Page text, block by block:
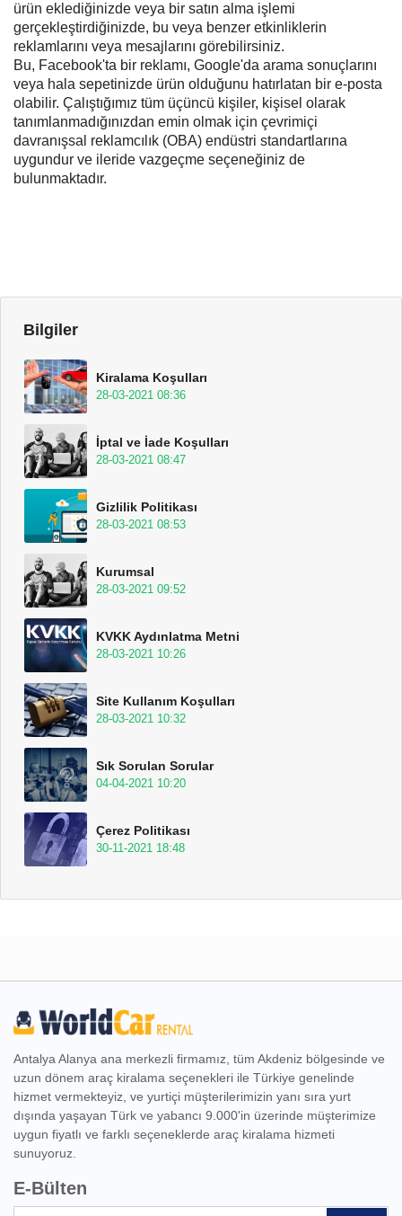
ürün eklediğinizde veya bir satın alma işlemi
gerçekleştirdiğinizde, bu veya benzer etkinliklerin
reklamlarını veya mesajlarını görebilirsiniz.
Bu, Facebook'ta bir reklamı, Google'da arama sonuçlarını
veya hala sepetinizde ürün olduğunu hatırlatan bir e-posta
olabilir. Çalıştığımız tüm üçüncü kişiler, kişisel olarak
tanımlanmadığınızdan emin olmak için çevrimiçi
davranışsal reklamcılık (OBA) endüstri standartlarına
uygundur ve ileride vazgeçme seçeneğiniz de
bulunmaktadır.
Bilgiler
Kiralama Koşulları
28-03-2021 08:36
İptal ve İade Koşulları
28-03-2021 08:47
Gizlilik Politikası
28-03-2021 08:53
Kurumsal
28-03-2021 09:52
KVKK Aydınlatma Metni
28-03-2021 10:26
Site Kullanım Koşulları
28-03-2021 10:32
Sık Sorulan Sorular
04-04-2021 10:20
Çerez Politikası
30-11-2021 18:48
Antalya Alanya ana merkezli firmamız, tüm Akdeniz bölgesinde ve
uzun dönem araç kiralama seçenekleri ile Türkiye genelinde
hizmet vermekteyiz, ve yurtiçi müşterilerimizin yanı sıra yurt
dışında yaşayan Türk ve yabancı 9.000'in üzerinde müşterimize
uygun fiyatlı ve farklı seçeneklerde araç kiralama hizmeti
sunuyoruz.
E-Bülten